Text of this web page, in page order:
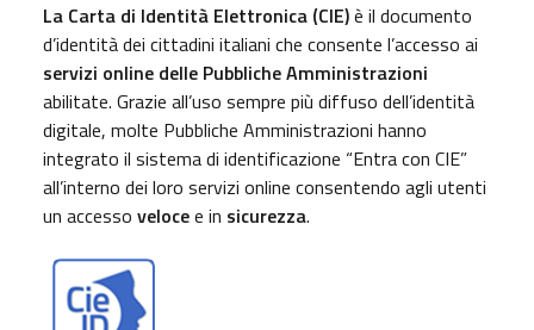
La Carta di Identità Elettronica (CIE)è il documento
d’identità dei cittadini italiani che consente l’accesso ai
servizi online delle Pubbliche Amministrazioni
abilitate. Grazie all’uso sempre più diffuso dell’identità
digitale, molte Pubbliche Amministrazioni hanno
integrato il sistema di identificazione “Entra con CIE”
all’interno dei loro servizi online consentendo agli utenti
un accesso velocee in sicurezza.